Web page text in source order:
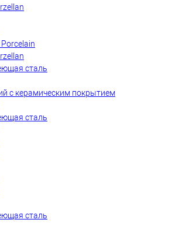
сталь
с керамическим покрытием
сталь
сталь